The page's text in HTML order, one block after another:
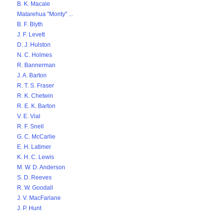
B. K. Macale
Matarehua "Monty" ...
B. F. Blyth
J. F. Levett
D. J. Hulston
N. C. Holmes
R. Bannerman
J. A. Barton
R. T. S. Fraser
R. K. Chetwin
R. E. K. Barton
V. E. Vial
R. F. Snell
G. C. McCarlie
E. H. Latimer
K. H. C. Lewis
M. W. D. Anderson
S. D. Reeves
R. W. Goodall
J. V. MacFarlane
J. P. Hunt